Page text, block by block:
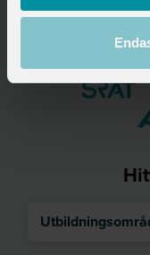
Utbildningsområde